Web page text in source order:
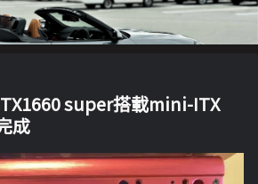
super搭載mini-ITX
成